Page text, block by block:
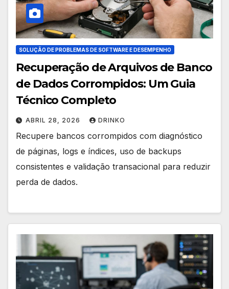
SOLUÇÃO DE PROBLEMAS DE SOFTWARE E DESEMPENHO
Recuperação de Arquivos de Banco
de Dados Corrompidos: Um Guia
Técnico Completo
ABRIL 28, 2026 DRINKO
Recupere bancos corrompidos com diagnóstico
de páginas, logs e índices, uso de backups
consistentes e validação transacional para reduzir
perda de dados.